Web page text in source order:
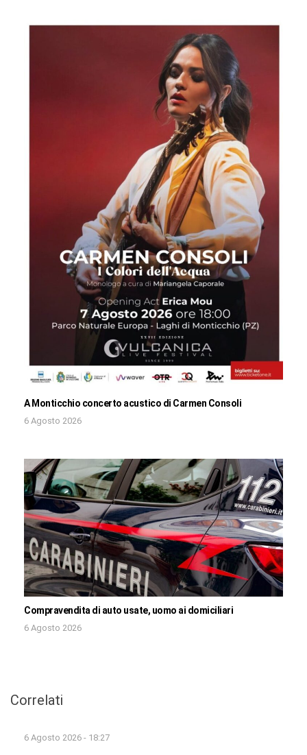
A Monticchio concerto acustico di Carmen Consoli
6 Agosto 2026
Compravendita di auto usate, uomo ai domiciliari
6 Agosto 2026
Correlati
6 Agosto 2026 - 18:27